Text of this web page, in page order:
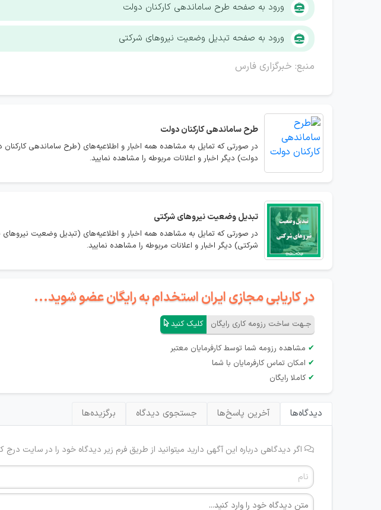
ورود به صفحه طرح ساماندهی کارکنان دولت
ورود به صفحه تبدیل وضعیت نیروهای شرکتی
منبع: خبرگزاری فارس
طرح ساماندهی کارکنان دولت
در صورتی که تمایل به مشاهده همه اخبار و اطلاعیه‌های (طرح ساماندهی
دولت) دیگر اخبار و اعلانات مربوطه را مشاهده نمایید.
تبدیل وضعیت نیروهای شرکتی
در صورتی که تمایل به مشاهده همه اخبار و اطلاعیه‌های (تبدیل وضعیت
شرکتی) دیگر اخبار و اعلانات مربوطه را مشاهده نمایید.
در کاریابی مجازی ایران استخدام به رایگان عضو شوید...
جـهت ساخت رزومه کاری رایگان کلیک کنید
✔ مشاهده رزومه شما توسط کارفرمایان معتبر
✔ امکان تماس کارفرمایان با شما
✔ کاملا رایگان
دیدگاه‌ها آخرین پاسخ‌ها جستجوی دیدگاه برگزیده‌ها
اگر دیدگاهی درباره این آگهی دارید میتوانید از طریق فرم زیر دیدگاه خود را در سایت درج